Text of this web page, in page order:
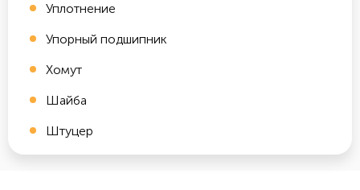
Уплотнение
Упорный подшипник
Хомут
Шайба
Штуцер